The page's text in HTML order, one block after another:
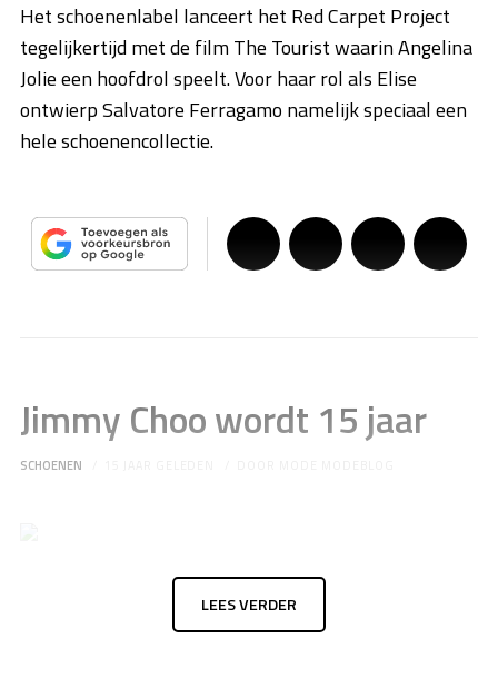
Het schoenenlabel lanceert het Red Carpet Project
tegelijkertijd met de film The Tourist waarin Angelina
Jolie een hoofdrol speelt. Voor haar rol als Elise
ontwierp Salvatore Ferragamo namelijk speciaal een
hele schoenencollectie.
Jimmy Choo wordt 15 jaar
SCHOENEN
LEES VERDER